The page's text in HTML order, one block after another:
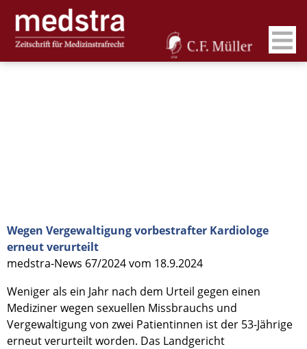
Wegen Vergewaltigung vorbestrafter Kardiologe
erneut verurteilt
medstra-News 67/2024 vom 18.9.2024
Weniger als ein Jahr nach dem Urteil gegen einen
Mediziner wegen sexuellen Missbrauchs und
Vergewaltigung von zwei Patientinnen ist der 53-Jährige
erneut verurteilt worden. Das Landgericht